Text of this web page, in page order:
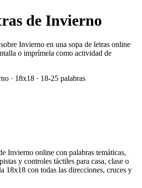
de Invierno
Invierno en una sopa de letras online
o imprímela como actividad de
· 18x18 · 18-25 palabras
Invierno online con palabras temáticas,
y controles táctiles para casa, clase o
18x18 con todas las direcciones, cruces y